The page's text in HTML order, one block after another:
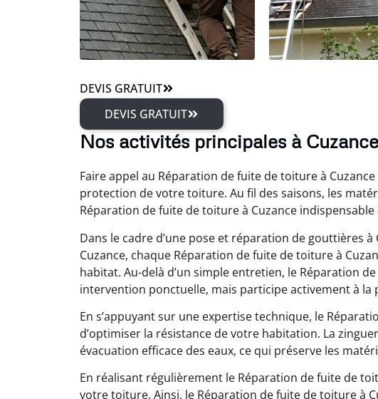
DEVIS GRATUIT
DEVIS GRATUIT
Nos activités principales à Cuzance
Faire appel au Réparation de fuite de toiture à
protection de votre toiture. Au fil des saisons, les
Réparation de fuite de toiture à Cuzance
Dans le cadre d’une pose et réparation de gouttières
Cuzance, chaque Réparation de fuite de toiture à
habitat. Au-delà d’un simple entretien, le Réparation
intervention ponctuelle, mais participe activement à la
En s’appuyant sur une expertise technique, le
d’optimiser la résistance de votre habitation. La
évacuation efficace des eaux, ce qui préserve les
En réalisant régulièrement le Réparation de fuite de
votre toiture. Ainsi, le Réparation de fuite de toiture à